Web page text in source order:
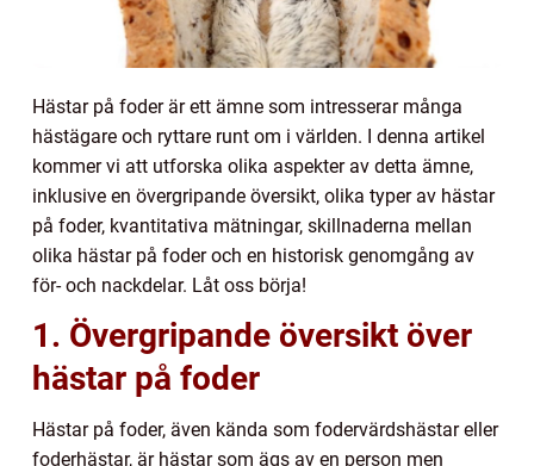
Hästar på foder är ett ämne som intresserar många
hästägare och ryttare runt om i världen. I denna artikel
kommer vi att utforska olika aspekter av detta ämne,
inklusive en övergripande översikt, olika typer av hästar
på foder, kvantitativa mätningar, skillnaderna mellan
olika hästar på foder och en historisk genomgång av
för- och nackdelar. Låt oss börja!
1. Övergripande översikt över
hästar på foder
Hästar på foder, även kända som fodervärdshästar eller
foderhästar, är hästar som ägs av en person men